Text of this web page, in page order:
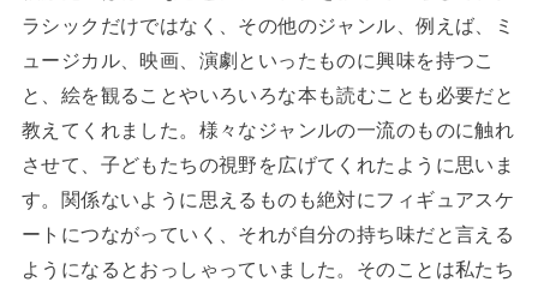
ラシックだけではなく、その他のジャンル、例えば、ミ
ュージカル、映画、演劇といったものに興味を持つこ
と、絵を観ることやいろいろな本も読むことも必要だと
教えてくれました。様々なジャンルの一流のものに触れ
させて、子どもたちの視野を広げてくれたように思いま
す。関係ないように思えるものも絶対にフィギュアスケ
ートにつながっていく、それが自分の持ち味だと言える
ようになるとおっしゃっていました。そのことは私たち